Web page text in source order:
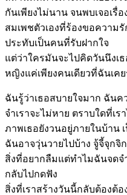
กันเพียงไม่นาน จนพบเจอเรื่อ
สมเพชตัวเองที่ร้องขอความรั
ประทับเป็นคนที่รับฝากใจ
แต่ว่าใครมันจะไปคิดวันนึงเธ
หญิงแค่เพียงคนเดียวที่ฉันเค
ฉันรู้ว่าเธอสบายใจมาก ฉันค
จำเราจะไม่หาย ตราบใดที่เร
ภาพเธอยังวนอยู่ภายในบ้าน
ฉันอาจวุ่นวายไปบ้าง จู้จี้จุกจิ
สิ่งที่อยากลืมแต่ทำไมฉันจดจ
กลับไปกดฟัง
สิ่งที่เราสร้างวันนี้กลับต้องต้